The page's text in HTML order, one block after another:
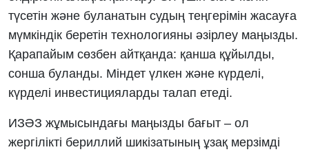
түсетін және буланатын судың теңгерімін жасауға
мүмкіндік беретін технологияны әзірлеу маңызды.
Қарапайым сөзбен айтқанда: қанша құйылды,
сонша буланды. Міндет үлкен және күрделі,
күрделі инвестицияларды талап етеді.
ИЗӘЗ жұмысындағы маңызды бағыт – ол
жергілікті бериллий шикізатының ұзақ мерзімді